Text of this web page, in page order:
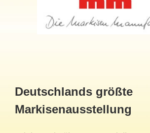
Deutschlands größte
Markisenausstellung